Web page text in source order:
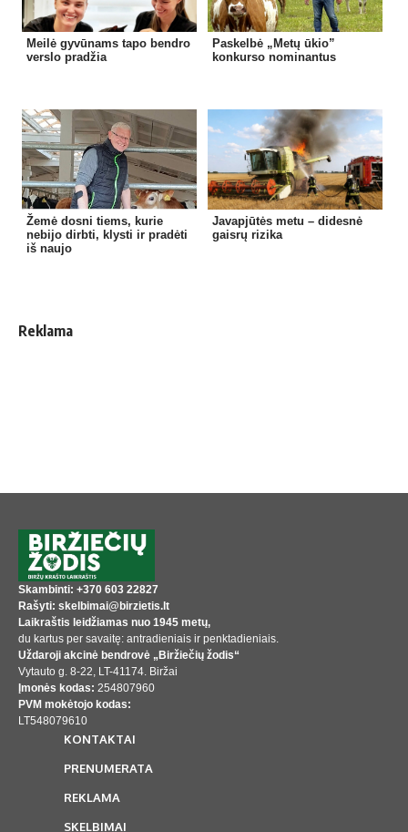
Meilė gyvūnams tapo bendro
verslo pradžia
Paskelbė „Metų ūkio”
konkurso nominantus
Žemė dosni tiems, kurie
nebijo dirbti, klysti ir pradėti
iš naujo
Javapjūtės metu – didesnė
gaisrų rizika
Reklama
Skambinti: +370 603 22827
Rašyti: skelbimai@birzietis.lt
Laikraštis leidžiamas nuo 1945 metų,
du kartus per savaitę: antradieniais ir penktadieniais.
Uždaroji akcinė bendrovė „Biržiečių žodis“
Vytauto g. 8-22, LT-41174. Biržai
Įmonės kodas: 254807960
PVM mokėtojo kodas:
LT548079610
KONTAKTAI
PRENUMERATA
REKLAMA
SKELBIMAI